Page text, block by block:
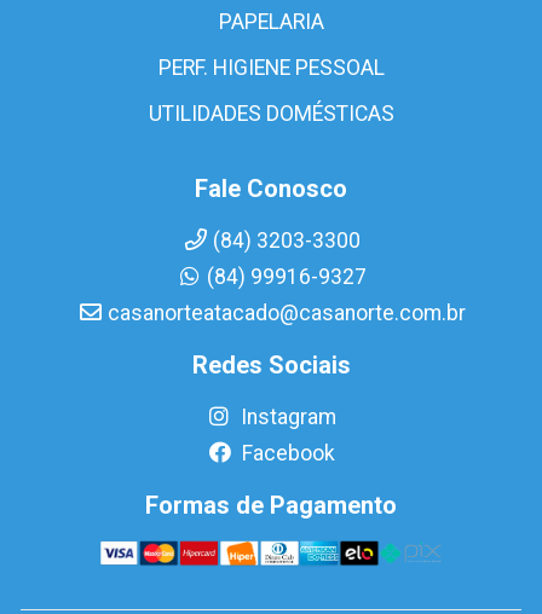
PAPELARIA
PERF. HIGIENE PESSOAL
UTILIDADES DOMÉSTICAS
Fale Conosco
(84) 3203-3300
(84) 99916-9327
casanorteatacado@casanorte.com.br
Redes Sociais
Instagram
Facebook
Formas de Pagamento